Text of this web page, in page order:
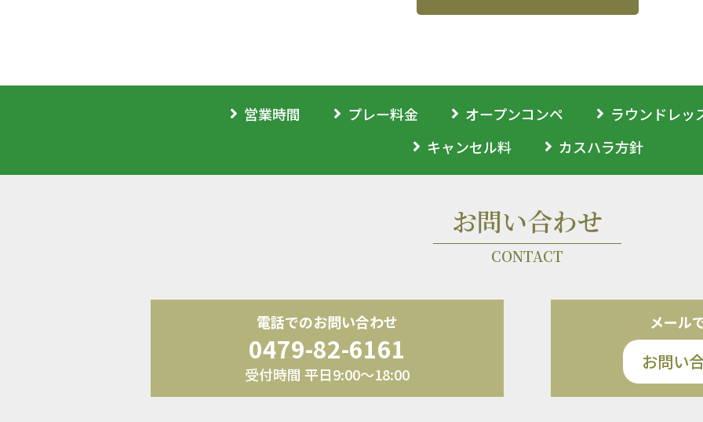
営業時間 プレー料金 オープンコンペ ラウンドレッ
キャンセル料
カスハラ方針
お問い合わせ
CONTACT
電話でのお問い合わせ
0479-82-6161
受付時間 平日9:00～18:00
メール
お問い